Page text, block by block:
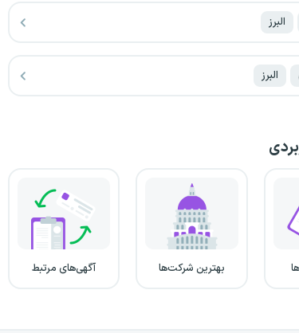
البرز
البرز
بهترین شرکت‌ها آگهی‌های مرتبط